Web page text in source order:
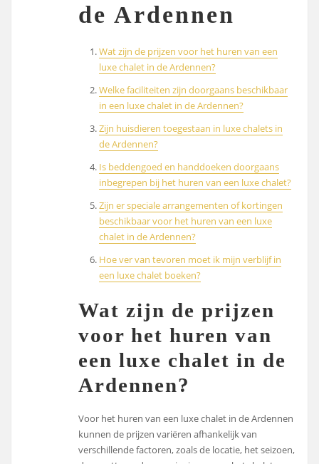
de Ardennen
Wat zijn de prijzen voor het huren van een
luxe chalet in de Ardennen?
Welke faciliteiten zijn doorgaans beschikbaar
in een luxe chalet in de Ardennen?
Zijn huisdieren toegestaan ​​in luxe chalets in
de Ardennen?
Is beddengoed en handdoeken doorgaans
inbegrepen bij het huren van een luxe chalet?
Zijn er speciale arrangementen of kortingen
beschikbaar voor het huren van een luxe
chalet in de Ardennen?
Hoe ver van tevoren moet ik mijn verblijf in
een luxe chalet boeken?
Wat zijn de prijzen
voor het huren van
een luxe chalet in de
Ardennen?
Voor het huren van een luxe chalet in de Ardennen
kunnen de prijzen variëren afhankelijk van
verschillende factoren, zoals de locatie, het seizoen,